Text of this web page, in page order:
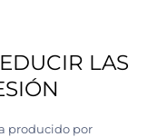
LAS
producido por